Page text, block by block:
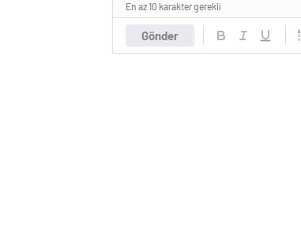
Gönder
En az 10 karakter gerekli